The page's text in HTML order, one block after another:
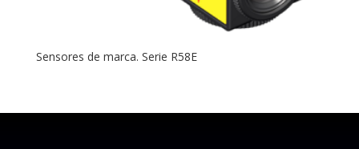
Sensores de marca. Serie R58E